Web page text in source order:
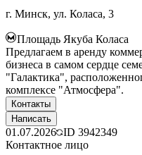
г. Минск, ул. Коласа, 3
Площадь Якуба Коласа
Предлагаем в аренду
бизнеса в самом сердце
"Галактика",
комплексе "Атмосфера".
Контакты
Написать
01.07.2026 ID 3942349
Контактное лицо